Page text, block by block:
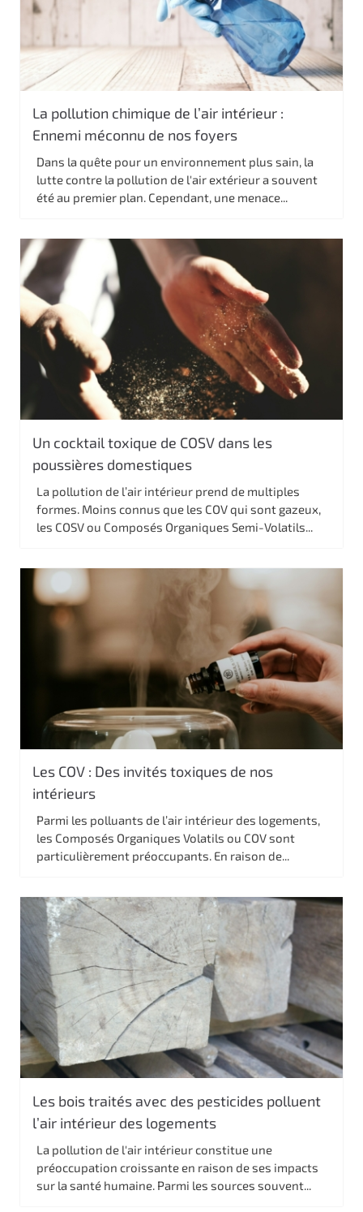
La pollution chimique de l’air intérieur :
Ennemi méconnu de nos foyers
Dans la quête pour un environnement plus sain, la
lutte contre la pollution de l'air extérieur a souvent
été au premier plan. Cependant, une menace...
Un cocktail toxique de COSV dans les
poussières domestiques
La pollution de l’air intérieur prend de multiples
formes. Moins connus que les COV qui sont gazeux,
les COSV ou Composés Organiques Semi-Volatils...
Les COV : Des invités toxiques de nos
intérieurs
Parmi les polluants de l’air intérieur des logements,
les Composés Organiques Volatils ou COV sont
particulièrement préoccupants. En raison de...
Les bois traités avec des pesticides polluent
l’air intérieur des logements
La pollution de l'air intérieur constitue une
préoccupation croissante en raison de ses impacts
sur la santé humaine. Parmi les sources souvent...